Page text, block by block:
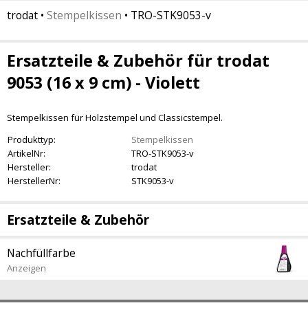
trodat • Stempelkissen • TRO-STK9053-v
Ersatzteile & Zubehör für trodat
9053 (16 x 9 cm) - Violett
Stempelkissen für Holzstempel und Classicstempel.
Produkttyp:
Stempelkissen
ArtikelNr:
TRO-STK9053-v
Hersteller:
trodat
HerstellerNr:
STK9053-v
Ersatzteile & Zubehör
Nachfüllfarbe
Anzeigen